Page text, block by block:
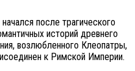
после трагического
историй древнего
возлюбленного Клеопатры,
к Римской Империи.